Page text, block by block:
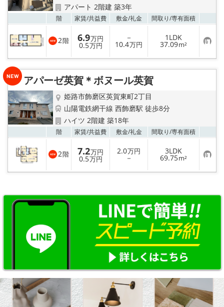
アパート 2階建 築3年
階 家賃/共益費 敷金/礼金 間取り/専有面積
2階 6.9万円
0.5万円
－
10.4万円
1LDK
37.09m² お
気
に
り
アパーゼ英賀＊ボヌール英賀
姫路市飾磨区英賀東町2丁目
山陽電鉄網干線 西飾磨駅 徒歩8分
ハイツ 2階建 築18年
階 家賃/共益費 敷金/礼金 間取り/専有面積
2階 7.2万円
0.5万円
2.0万円
－
3LDK
69.75m² お
気
に